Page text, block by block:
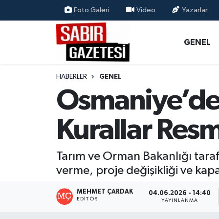
Foto Galeri Video Yazarlar
GENEL
HABERLER GENEL
Kurallar
Tarım ve Orman Bakanlığı
verme, proje değişikliği ve
MEHMET ÇARDAK
EDITÖR
04.06.2026 - 14:40
YAYINLANMA
ÖZEL HABER
MAGAZİN
EKONOMİ
RESMİ İLANLAR
Osmaniye Nöbetçi Eczaneler
Osmaniye Hava Durumu
Osmaniye Trafik Yoğunluk Haritası
Süper Lig Puan Durumu ve Fikstür
Tüm Manşetler
Son Dakika Haberleri
Haber Arşivi